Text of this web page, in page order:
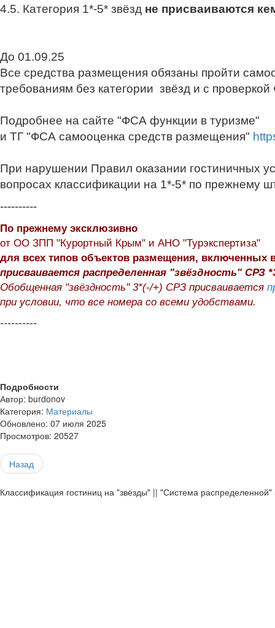
4.5. Категория 1*-5* звёзд не присваиваются
До 01.09.25
Все средства размещения обязаны пройти
требованиям без категории звёзд и с
Подробнее на сайте "ФСА функции в туризме"
и ТГ "ФСА самооценка средств размещения"
При нарушении Правил оказании гостиничных
вопросах классификации на 1*-5* по прежнему ш
----------
По прежнему эксклюзивно
от ОО ЗПП "Курортный Крым" и АНО "Турэкспертиза"
для всех типов объектов размещения, включенных
присваивается распределенная "звёздность" СРЗ
Обобщенная "звёздность" 3*(-/+) СРЗ присваивается
при условии, что все номера со всеми удобствами.
----------
Подробности
Автор: burdonov
Категория: Материалы
Обновлено: 07 июля 2025
Просмотров: 20527
Назад
Классификация гостиниц на "звёзды" || "Система